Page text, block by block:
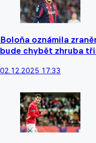
Boloňa oznámila
bude chybět zhruba
02.12.2025 17:33